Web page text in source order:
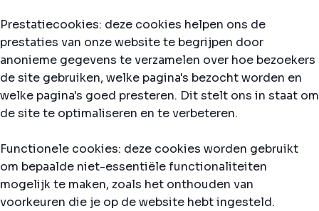
Prestatiecookies: deze cookies helpen ons de
prestaties van onze website te begrijpen door
anonieme gegevens te verzamelen over hoe bezoekers
de site gebruiken, welke pagina's bezocht worden en
welke pagina's goed presteren. Dit stelt ons in staat om
de site te optimaliseren en te verbeteren.
Functionele cookies: deze cookies worden gebruikt
om bepaalde niet-essentiële functionaliteiten
mogelijk te maken, zoals het onthouden van
voorkeuren die je op de website hebt ingesteld.